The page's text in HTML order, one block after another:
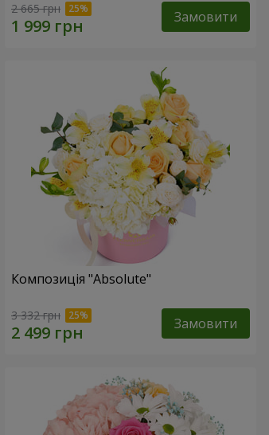
2 665 грн Замовити
Композиція "Absolute"
3 332 грн Замовити